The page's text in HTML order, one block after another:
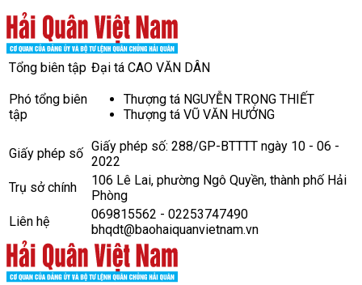
Tổng biên tập Đại tá CAO VĂN DÂN
Phó tổng biên
tập
Thượng tá NGUYỄN TRỌNG THIẾT
Thượng tá VŨ VĂN HƯỞNG
Giấy phép số Giấy phép số: 288/GP-BTTTT ngày 10 - 06 -
2022
Trụ sở chính
106 Lê Lai, phường Ngô Quyền, thành phố Hải
Phòng
Liên hệ
069815562 - 02253747490
bhqdt@baohaiquanvietnam.vn